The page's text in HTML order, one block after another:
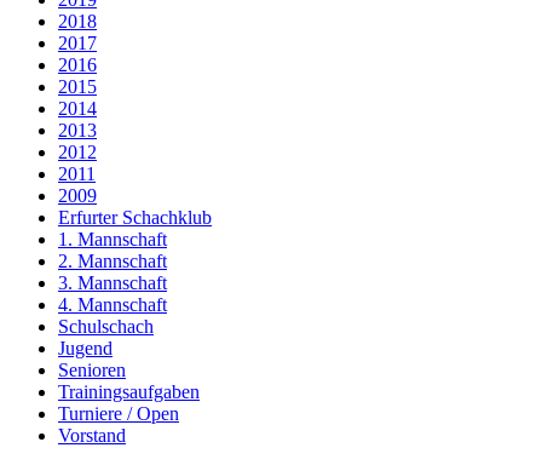
2018
2017
2016
2015
2014
2013
2012
2011
2009
Erfurter Schachklub
1. Mannschaft
2. Mannschaft
3. Mannschaft
4. Mannschaft
Schulschach
Jugend
Senioren
Trainingsaufgaben
Turniere / Open
Vorstand